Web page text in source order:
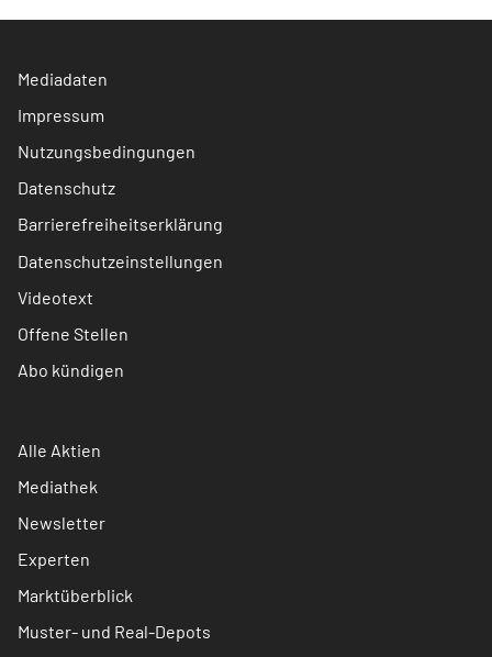
Mediadaten
Impressum
Nutzungsbedingungen
Datenschutz
Barrierefreiheitserklärung
Datenschutzeinstellungen
Videotext
Offene Stellen
Abo kündigen
Alle Aktien
Mediathek
Newsletter
Experten
Marktüberblick
Muster- und Real-Depots